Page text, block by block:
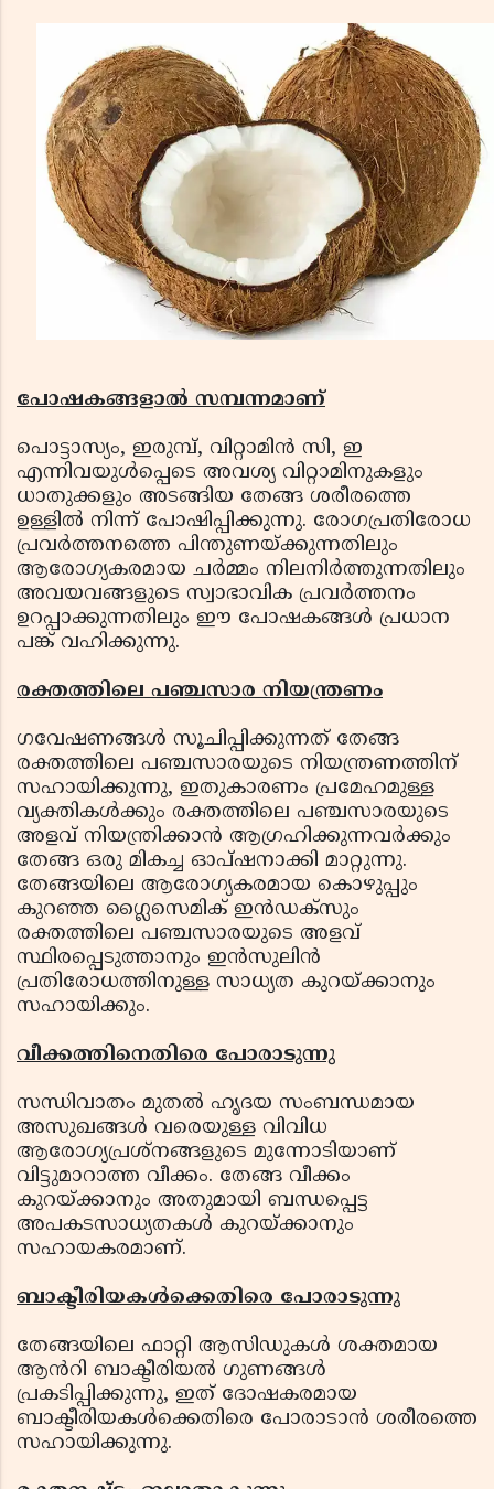
പോഷകങ്ങളാൽ സമ്പന്നമാണ്
പൊട്ടാസ്യം, ഇരുമ്പ്, വിറ്റാമിൻ സി, ഇ
എന്നിവയുൾപ്പെടെ അവശ്യ വിറ്റാമിനുകളും
ധാതുക്കളും അടങ്ങിയ തേങ്ങ ശരീരത്തെ
ഉള്ളിൽ നിന്ന് പോഷിപ്പിക്കുന്നു. രോഗപ്രതിരോധ
പ്രവർത്തനത്തെ പിന്തുണയ്ക്കുന്നതിലും
ആരോഗ്യകരമായ ചർമ്മം നിലനിർത്തുന്നതിലും
അവയവങ്ങളുടെ സ്വാഭാവിക പ്രവർത്തനം
ഉറപ്പാക്കുന്നതിലും ഈ പോഷകങ്ങൾ പ്രധാന
പങ്ക് വഹിക്കുന്നു.
രക്തത്തിലെ പഞ്ചസാര നിയന്ത്രണം
ഗവേഷണങ്ങൾ സൂചിപ്പിക്കുന്നത് തേങ്ങ
രക്തത്തിലെ പഞ്ചസാരയുടെ നിയന്ത്രണത്തിന്
സഹായിക്കുന്നു, ഇതുകാരണം പ്രമേഹമുള്ള
വ്യക്തികൾക്കും രക്തത്തിലെ പഞ്ചസാരയുടെ
അളവ് നിയന്ത്രിക്കാൻ ആഗ്രഹിക്കുന്നവർക്കും
തേങ്ങ ഒരു മികച്ച ഓപ്ഷനാക്കി മാറ്റുന്നു.
തേങ്ങയിലെ ആരോഗ്യകരമായ കൊഴുപ്പും
കുറഞ്ഞ ഗ്ലൈസെമിക് ഇൻഡക്സും
രക്തത്തിലെ പഞ്ചസാരയുടെ അളവ്
സ്ഥിരപ്പെടുത്താനും ഇൻസുലിൻ
പ്രതിരോധത്തിനുള്ള സാധ്യത കുറയ്ക്കാനും
സഹായിക്കും.
വീക്കത്തിനെതിരെ പോരാടുന്നു
സന്ധിവാതം മുതൽ ഹൃദയ സംബന്ധമായ
അസുഖങ്ങൾ വരെയുള്ള വിവിധ
ആരോഗ്യപ്രശ്നങ്ങളുടെ മുന്നോടിയാണ്
വിട്ടുമാറാത്ത വീക്കം. തേങ്ങ വീക്കം
കുറയ്ക്കാനും അതുമായി ബന്ധപ്പെട്ട
അപകടസാധ്യതകൾ കുറയ്ക്കാനും
സഹായകരമാണ്.
ബാക്ടീരിയകൾക്കെതിരെ പോരാടുന്നു
തേങ്ങയിലെ ഫാറ്റി ആസിഡുകൾ ശക്തമായ
ആൻറി ബാക്ടീരിയൽ ഗുണങ്ങൾ
പ്രകടിപ്പിക്കുന്നു, ഇത് ദോഷകരമായ
ബാക്ടീരിയകൾക്കെതിരെ പോരാടാൻ ശരീരത്തെ
സഹായിക്കുന്നു.